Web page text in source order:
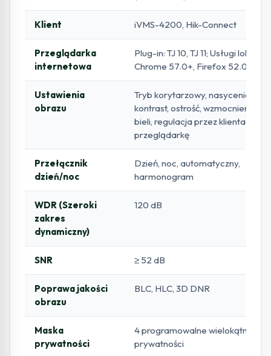
Klient iVMS-4200, Hik-Connect
Przeglądarka
internetowa
Plug-in: TJ 10, TJ 11; Usługi lokalne:
Chrome 57.0+, Firefox 52.0+,
Ustawienia
obrazu
Tryb korytarzowy, nasycenie,
kontrast, ostrość, wzmocnienie,
bieli, regulacja przez klienta lub
przeglądarkę
Przełącznik
dzień/noc
Dzień, noc, automatyczny,
harmonogram
WDR (Szeroki
zakres
dynamiczny)
120 dB
SNR ≥ 52 dB
Poprawa jakości
obrazu
BLC, HLC, 3D DNR
Maska
prywatności
4 programowalne wielokątne
prywatności